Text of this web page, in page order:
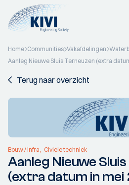
Home Communities Vakafdelingen
Aanleg Nieuwe Sluis Terneuzen (extra
Terug naar overzicht
Bouw / Infra Civiele techniek
Aanleg Nieuwe
(extra datum in